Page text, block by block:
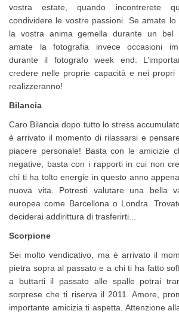
vostra estate, quando incontrerete
condividere le vostre passioni. Se amate
la vostra anima gemella durante un bel
amate la fotografia invece occasioni
durante il fotografo week end.
credere nelle proprie capacità e nei propri
realizzeranno!
Bilancia
Caro Bilancia dopo tutto lo stress
è arrivato il momento di rilassarsi e
piacere personale! Basta con le amicizie
negative, basta con i rapporti in cui non
chi ti ha tolto energie in questo anno
nuova vita. Potresti valutare una bella
europea come Barcellona o Londra.
deciderai addirittura di trasferirti...
Scorpione
Sei molto vendicativo, ma è arrivato il
pietra sopra al passato e a chi ti ha fatto
a buttarti il passato alle spalle potrai
sorprese che ti riserva il 2011. Amore,
importante amicizia ti aspetta. Attenzione